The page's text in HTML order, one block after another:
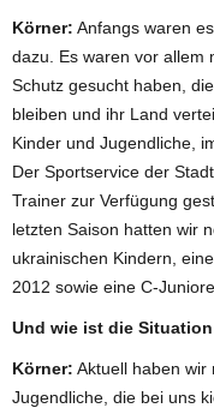
Körner: Anfangs waren
dazu. Es waren vor allem
Schutz gesucht haben,
bleiben und ihr Land
Kinder und Jugendliche,
Der Sportservice der
Trainer zur Verfügung
letzten Saison hatten wir
ukrainischen Kindern,
2012 sowie eine C-
Und wie ist die
Körner: Aktuell haben wir
Jugendliche, die bei uns